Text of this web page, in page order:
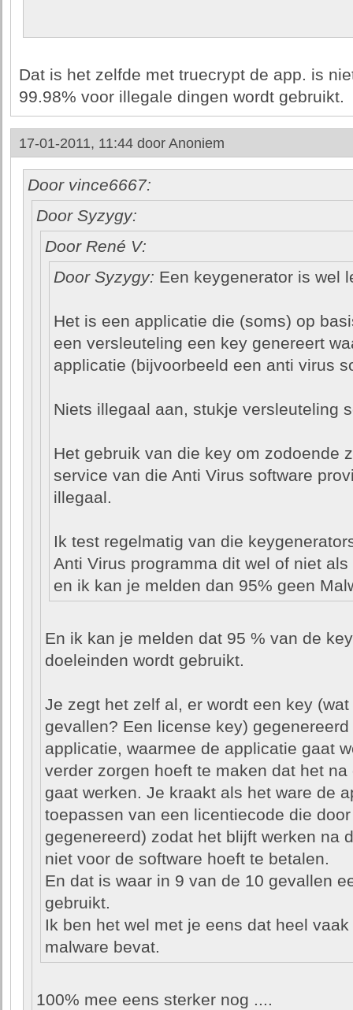
Dat is het zelfde met truecrypt de app. is
99.98% voor illegale dingen wordt gebruikt.
17-01-2011, 11:44 door Anoniem
Door vince6667:
Door Syzygy:
Door René V:
Door Syzygy: Een keygenerator is wel
Het is een applicatie die (soms) op
een versleuteling een key genereert
applicatie (bijvoorbeeld een anti virus
Niets illegaal aan, stukje versleuteling
Het gebruik van die key om zodoende
service van die Anti Virus software
illegaal.
Ik test regelmatig van die
Anti Virus programma dit wel of niet
en ik kan je melden dan 95% geen
En ik kan je melden dat 95 % van de
doeleinden wordt gebruikt.
Je zegt het zelf al, er wordt een key
gevallen? Een license key)
applicatie, waarmee de applicatie gaat
verder zorgen hoeft te maken dat het
gaat werken. Je kraakt als het ware de
toepassen van een licentiecode die
gegenereerd) zodat het blijft werken na
niet voor de software hoeft te betalen.
En dat is waar in 9 van de 10 gevallen
gebruikt.
Ik ben het wel met je eens dat heel
malware bevat.
100% mee eens sterker nog ....